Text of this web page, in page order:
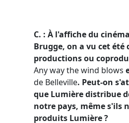
C. : À l'affiche du cinéma
Brugge, on a vu cet été
productions ou
Any way the wind blows
de Belleville. Peut-on
que Lumièredistribue
notre pays, même s'ils
produits Lumière?